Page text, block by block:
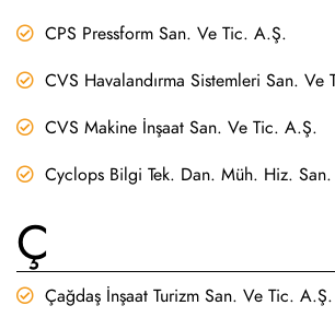
CPS Pressform San. Ve Tic. A.Ş.
CVS Havalandırma Sistemleri San. Ve
CVS Makine İnşaat San. Ve Tic. A.Ş.
Cyclops Bilgi Tek. Dan. Müh. Hiz.
Ç
Çağdaş İnşaat Turizm San. Ve Tic. A.Ş.